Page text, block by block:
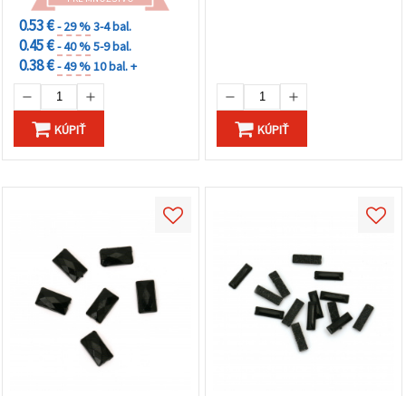
0.53 €- 29 %3-4 bal.
0.45 €- 40 %5-9 bal.
0.38 €- 49 %10 bal. +
KÚPIŤ KÚPIŤ